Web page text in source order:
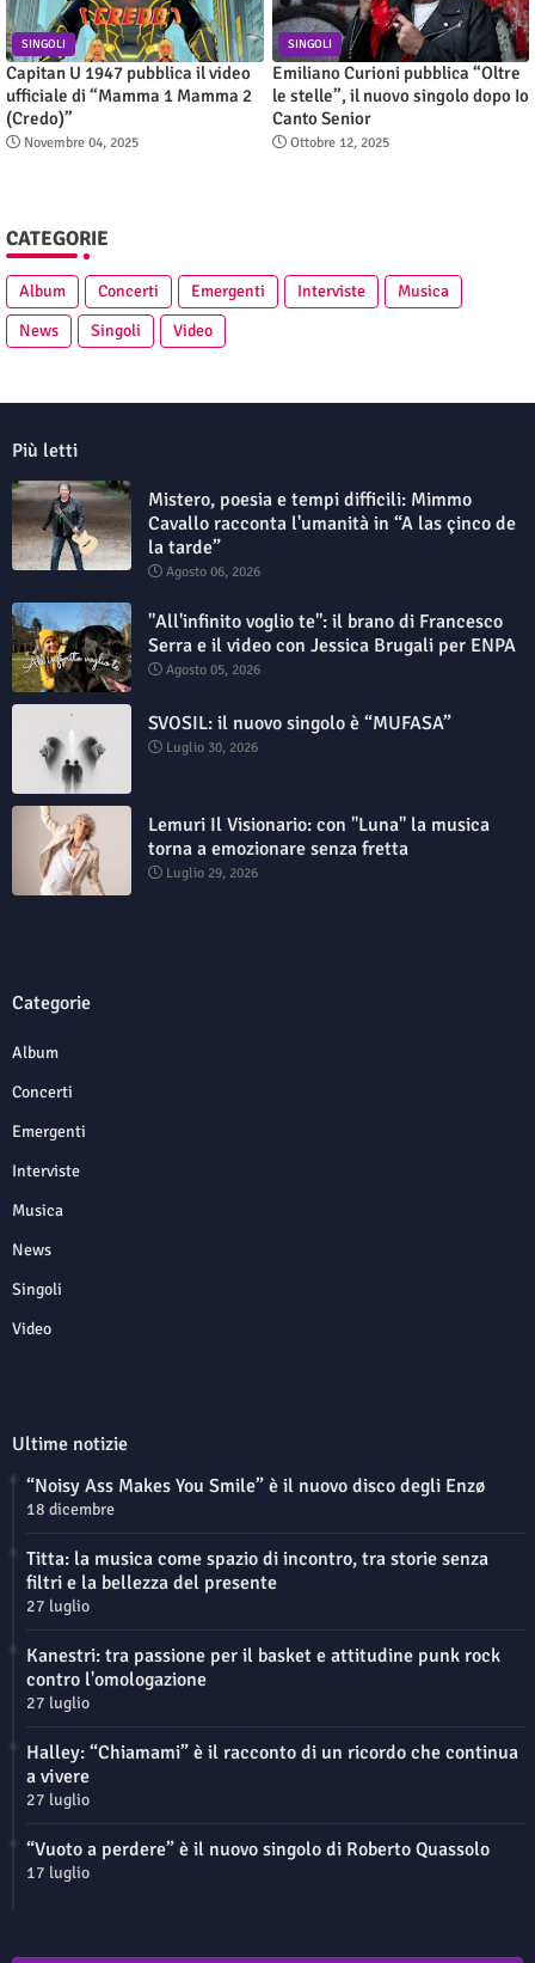
SINGOLI
Capitan U 1947 pubblica il video
ufficiale di “Mamma 1 Mamma 2
(Credo)”
Novembre 04, 2025
SINGOLI
Emiliano Curioni pubblica “Oltre
le stelle”, il nuovo singolo dopo Io
Canto Senior
Ottobre 12, 2025
CATEGORIE
Album Concerti Emergenti Interviste
Musica
News
Singoli Video
Più letti
Mistero, poesia e tempi difficili: Mimmo
Cavallo racconta l'umanità in “A las çinco de
la tarde”
Agosto 06, 2026
"All'infinito voglio te": il brano di Francesco
Serra e il video con Jessica Brugali per ENPA
Agosto 05, 2026
SVOSIL: il nuovo singolo è “MUFASA”
Luglio 30, 2026
Lemuri Il Visionario: con "Luna" la musica
torna a emozionare senza fretta
Luglio 29, 2026
Categorie
Album
Concerti
Emergenti
Interviste
Musica
News
Singoli
Video
Ultime notizie
“Noisy Ass Makes You Smile” è il nuovo disco degli Enzø
18 dicembre
Titta: la musica come spazio di incontro, tra storie senza
filtri e la bellezza del presente
27 luglio
Kanestri: tra passione per il basket e attitudine punk rock
contro l'omologazione
27 luglio
Halley: “Chiamami” è il racconto di un ricordo che continua
a vivere
27 luglio
“Vuoto a perdere” è il nuovo singolo di Roberto Quassolo
17 luglio